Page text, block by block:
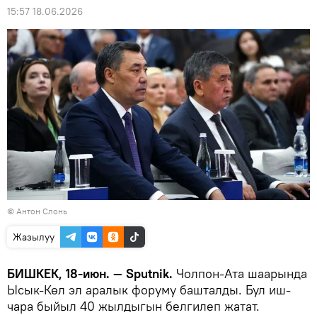
15:57 18.06.2026
© Антон Слонь
Жазылуу
БИШКЕК, 18-июн. — Sputnik. Чолпон-Ата шаарында
Ысык-Көл эл аралык форуму башталды. Бул иш-
чара быйыл 40 жылдыгын белгилеп жатат.